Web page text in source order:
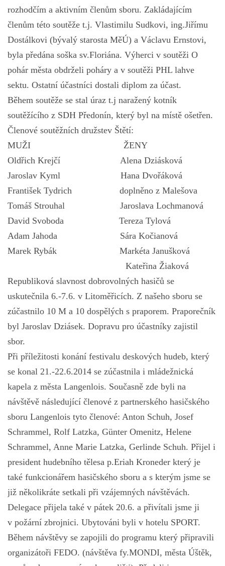
rozhodčím a aktivním členům sboru. Zakládajícím
členům této soutěže t.j. Vlastimilu Sudkovi, ing.Jiřímu
Dostálkovi (bývalý starosta MěÚ) a Václavu Ernstovi,
byla předána soška sv.Floriána. Výherci v soutěži O
pohár města obdrželi poháry a v soutěži PHL lahve
sektu. Ostatní účastníci dostali diplom za účast.
Během soutěže se stal úraz t.j naražený kotník
soutěžícího z SDH Předonín, který byl na místě ošetřen.
Členové soutěžních družstev Štětí:
MUŽI ŽENY
Oldřich Krejčí Alena Dziásková
Jaroslav Kyml Hana Dvořáková
František Tydrich doplněno z Malešova
Tomáš Strouhal Jaroslava Lochmanová
David Svoboda Tereza Tylová
Adam Jahoda Sára Kočianová
Marek Rybák Markéta Janušková
Kateřina Žiaková
Republiková slavnost dobrovolných hasičů se
uskutečnila 6.-7.6. v Litoměřicích. Z našeho sboru se
zúčastnilo 10 M a 10 dospělých s praporem. Praporečník
byl Jaroslav Dziásek. Dopravu pro účastníky zajistil
sbor.
Při příležitosti konání festivalu deskových hudeb, který
se konal 21.-22.6.2014 se zúčastnila i mládežnická
kapela z města Langenlois. Současně zde byli na
návštěvě následující členové z partnerského hasičského
sboru Langenlois tyto členové: Anton Schuh, Josef
Schrammel, Rolf Latzka, Günter Omenitz, Helene
Schrammel, Anne Marie Latzka, Gerlinde Schuh. Přijel i
president hudebního tělesa p.Eriah Kroneder který je
také funkcionářem hasičského sboru a s kterým jsme se
již několikráte setkali při vzájemných návštěvách.
Delegace přijela také v pátek 20.6. a přivítali jsme ji
v požární zbrojnici. Ubytováni byli v hotelu SPORT.
Během návštěvy se zapojili do programu který připravili
organizátoři FEDO. (návštěva fy.MONDI, města Úštěk,